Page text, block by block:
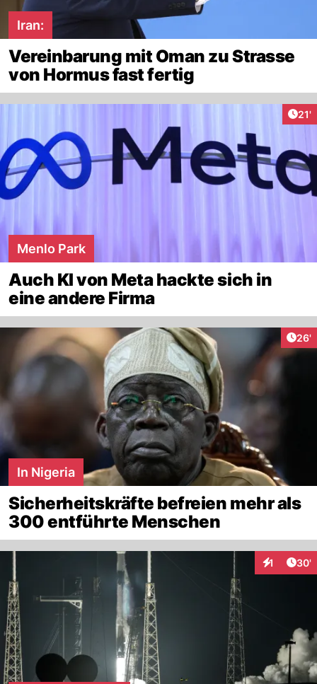
Iran:
Vereinbarung mit Oman zu Strasse
von Hormus fast fertig
21'
Menlo Park
Auch KI von Meta hackte sich in
eine andere Firma
26'
In Nigeria
Sicherheitskräfte befreien mehr als
300 entführte Menschen
1 30'